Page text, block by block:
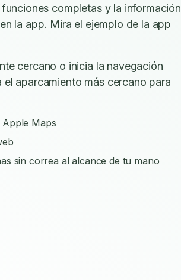
completas y la información
la app. Mira el ejemplo de la app
cercano o inicia la navegación
aparcamiento más cercano para
Maps
sin correa al alcance de tu mano